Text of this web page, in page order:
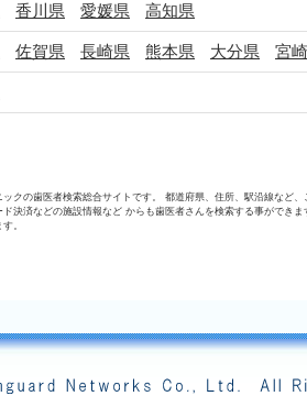
香川県 愛媛県 高知県
佐賀県 長崎県 熊本県 大分県 宮
ックの歯医者検索総合サイトです。 都道府県、住所、駅沿線など
決済などの施設情報など からも歯医者さんを検索する事ができ
。